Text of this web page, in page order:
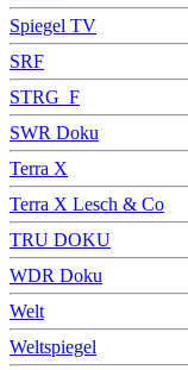
Spiegel TV
SRF
STRG_F
SWR Doku
Terra X
Terra X Lesch & Co
TRU DOKU
WDR Doku
Welt
Weltspiegel